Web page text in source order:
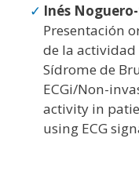
Inés
Presentación
de la actividad
Sídrome de
ECGi/Non-
activity in
using ECG